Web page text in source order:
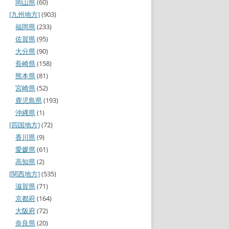
岡山県(60)
[九州地方](903)
福岡県(233)
佐賀県(95)
大分県(90)
長崎県(158)
熊本県(81)
宮崎県(52)
鹿児島県(193)
沖縄県(1)
[四国地方](72)
香川県(9)
愛媛県(61)
高知県(2)
[関西地方](535)
滋賀県(71)
京都府(164)
大阪府(72)
奈良県(20)